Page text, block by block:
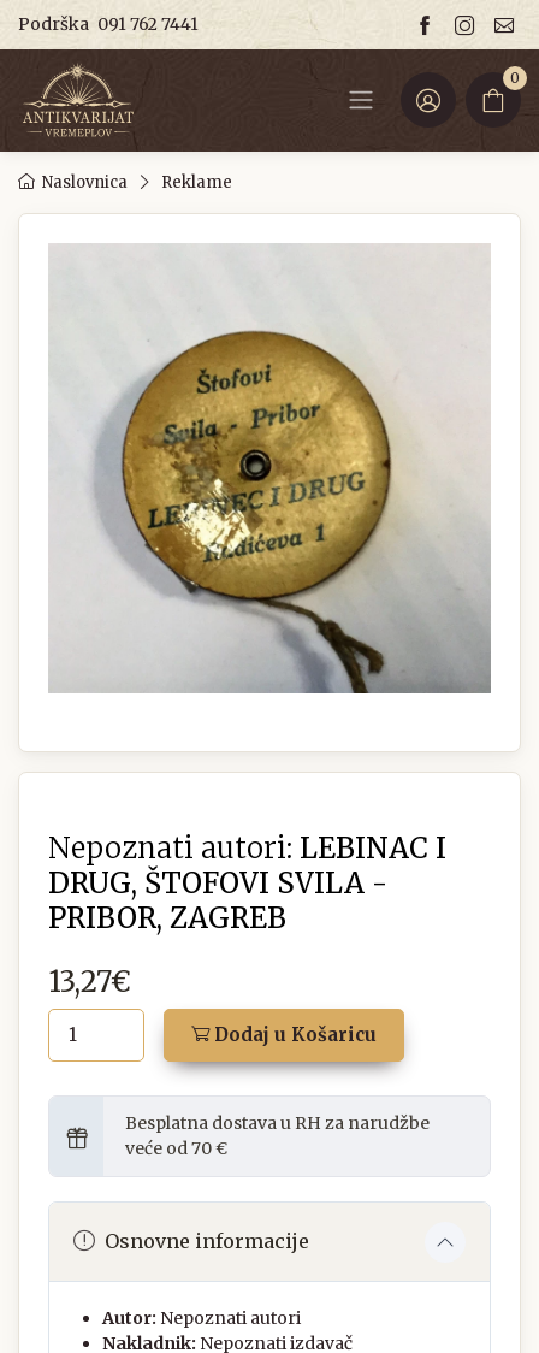
Podrška 091 762 7441
0
Naslovnica Reklame
Nepoznati autori: LEBINAC I
DRUG, ŠTOFOVI SVILA -
PRIBOR, ZAGREB
13,27€
Dodaj u Košaricu
Besplatna dostava u RH za narudžbe
veće od 70 €
Osnovne informacije
Autor: Nepoznati autori
Nakladnik: Nepoznati izdavač